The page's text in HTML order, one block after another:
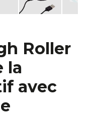
Roller
la
avec